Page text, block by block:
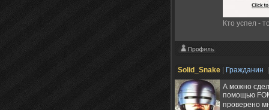
Кто успел -
Solid_Snake Гражданин
А можно
помощью
проверено